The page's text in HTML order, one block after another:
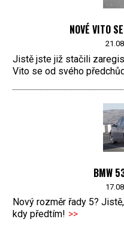
NOVÉ VITO
Jistě jste již stačili
Vito se od svého
BMW
Nový rozměr řady 5?
kdy předtím! >>